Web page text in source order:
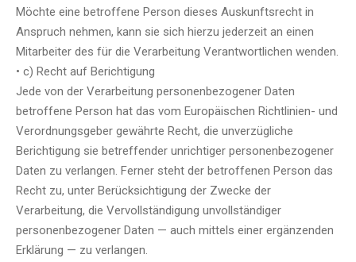
Möchte eine betroffene Person dieses Auskunftsrecht in
Anspruch nehmen, kann sie sich hierzu jederzeit an einen
Mitarbeiter des für die Verarbeitung Verantwortlichen wenden.
• c) Recht auf Berichtigung
Jede von der Verarbeitung personenbezogener Daten
betroffene Person hat das vom Europäischen Richtlinien- und
Verordnungsgeber gewährte Recht, die unverzügliche
Berichtigung sie betreffender unrichtiger personenbezogener
Daten zu verlangen. Ferner steht der betroffenen Person das
Recht zu, unter Berücksichtigung der Zwecke der
Verarbeitung, die Vervollständigung unvollständiger
personenbezogener Daten — auch mittels einer ergänzenden
Erklärung — zu verlangen.